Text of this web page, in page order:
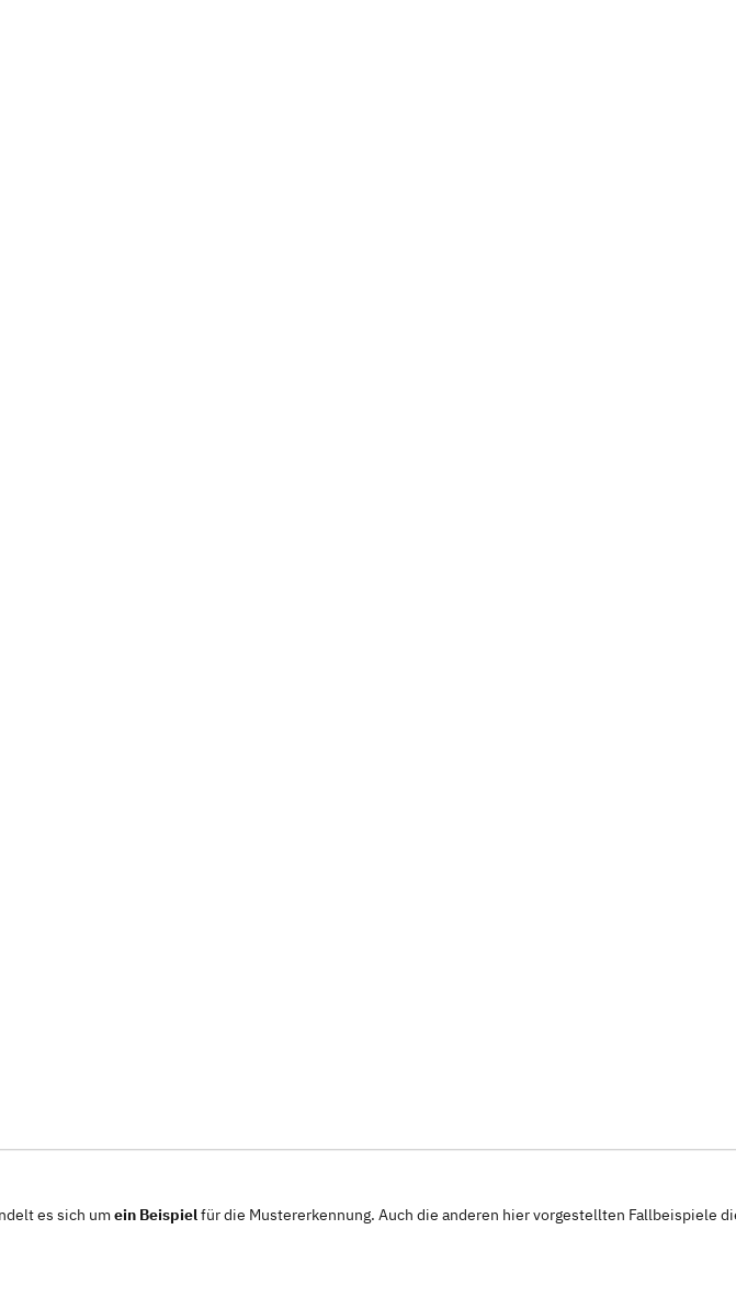
es sich umein Beispielfür die Mustererkennung. Auch die anderen hier vorgestellten Fallbeispiele